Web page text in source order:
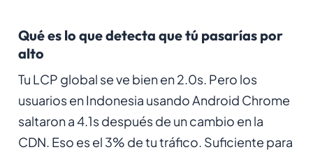
Qué es lo que detecta que tú pasarías por
alto
Tu LCP global se ve bien en 2.0s. Pero los
usuarios en Indonesia usando Android Chrome
saltaron a 4.1s después de un cambio en la
CDN. Eso es el 3% de tu tráfico. Suficiente para